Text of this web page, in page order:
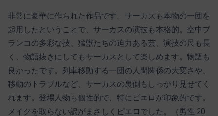
非常に豪華に作られた作品です。サーカスも本物の一団を
起用したということで、サーカスの演技も本格的。空中ブ
ランコの多彩な技、猛獣たちの迫力ある芸、演技の尺も長
く、物語抜きにしてもサーカスとして楽しめます。物語も
良かったです。列車移動する一団の人間関係の大変さや、
移動のトラブルなど、サーカスの裏側もしっかり見せてく
れます。登場人物も個性的で、特にピエロが印象的です。
メイクを取らない訳がまさしくピエロでした。（男性 20